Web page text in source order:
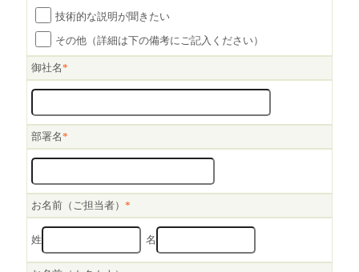
技術的な説明が聞きたい
その他（詳細は下の備考にご記入ください）
御社名*
部署名*
お名前（ご担当者） *
姓 名